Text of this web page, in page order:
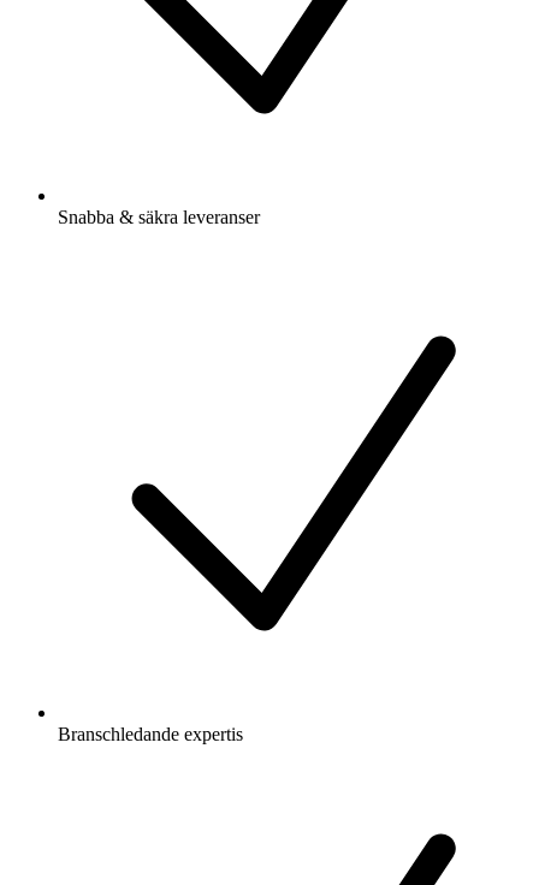
Snabba & säkra leveranser
Branschledande expertis